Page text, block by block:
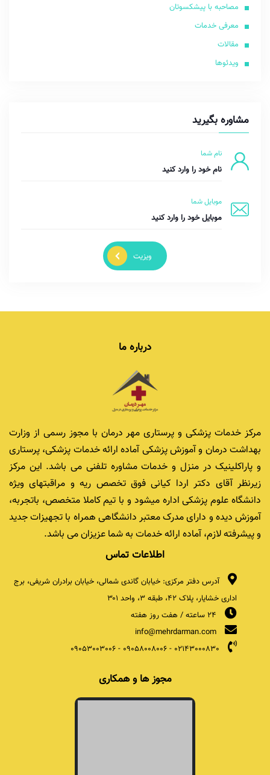
مصاحبه با پیشکسوتان
معرفی خدمات
مقالات
ویدئوها
مشاوره بگیرید
نام شما
موبایل شما
ویزیت
درباره ما
مرکز خدمات پزشکی و پرستاری مهر درمان با مجوز رسمی از وزارت
بهداشت درمان و آموزش پزشکی آماده ارائه خدمات پزشکی، پرستاری
و پاراکلینیک در منزل و خدمات مشاوره تلفنی می باشد. این مرکز
زیرنظر آقای دکتر اردا کیانی فوق تخصص ریه و مراقبتهای ویژه
دانشگاه علوم پزشکی اداره میشود و با تیم کاملا متخصص، باتجربه،
آموزش دیده و دارای مدرک معتبر دانشگاهی همراه با تجهیزات جدید
و پیشرفته لازم، آماده ارائه خدمات به شما عزیزان می باشد.
اطلاعات تماس
آدرس دفتر مرکزی: خیابان گاندی شمالی، خیابان برادران شریفی، برج
اداری خشایار، پلاک ۴۲، طبقه ۳، واحد ۳۰۱
info@mehrdarman.com
02143000830
-
09058008006
-
09053003006
مجوز ها و همکاری